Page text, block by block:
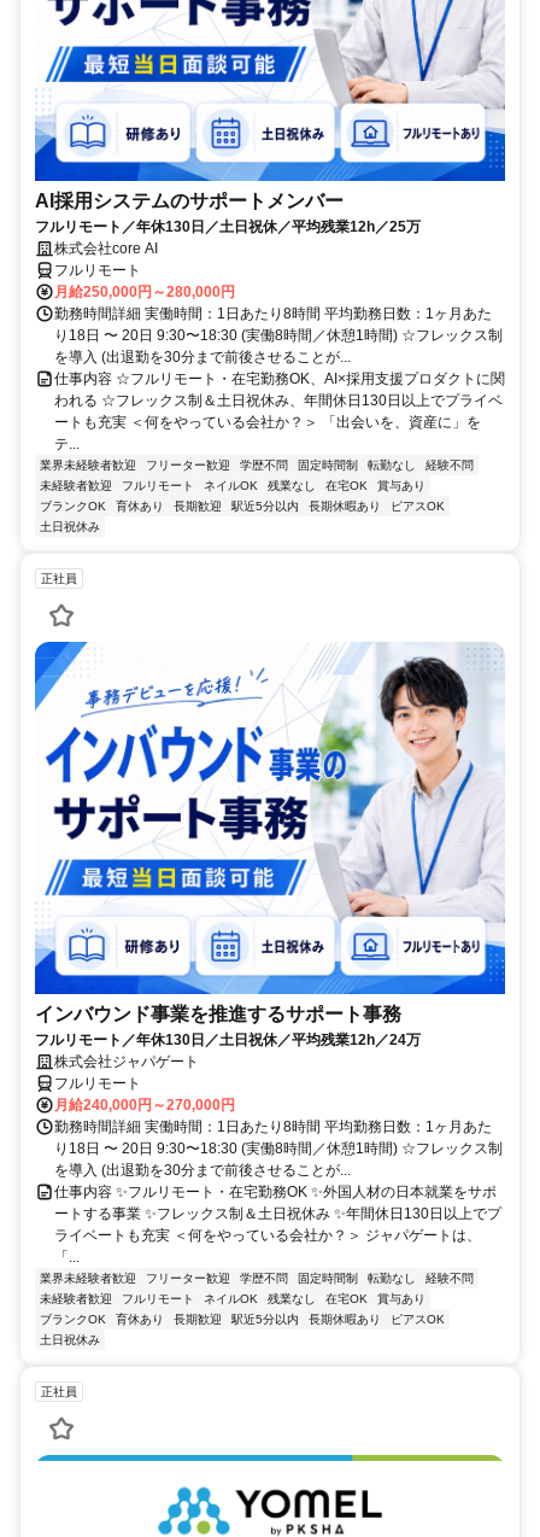
AI採用システムのサポートメンバー
フルリモート／年休130日／土日祝休／平均残業12h／25万
株式会社core AI
フルリモート
月給250,000円～280,000円
勤務時間詳細 実働時間：1日あたり8時間 平均勤務日数：1ヶ月あた
り18日 〜 20日 9:30〜18:30 (実働8時間／休憩1時間) ☆フレックス制
を導入 (出退勤を30分まで前後させることが...
仕事内容 ☆フルリモート・在宅勤務OK、AI×採用支援プロダクトに関
われる ☆フレックス制＆土日祝休み、年間休日130日以上でプライベ
ートも充実 ＜何をやっている会社か？＞ 「出会いを、資産に」を
テ...
業界未経験者歓迎 フリーター歓迎 学歴不問 固定時間制 転勤なし
経験不問
未経験者歓迎
フルリモート ネイルOK 残業なし 在宅OK
賞与あり
ブランクOK
育休あり 長期歓迎 駅近5分以内 長期休暇あり
ピアスOK
土日祝休み
正社員
インバウンド事業を推進するサポート事務
フルリモート／年休130日／土日祝休／平均残業12h／24万
株式会社ジャパゲート
フルリモート
月給240,000円～270,000円
勤務時間詳細 実働時間：1日あたり8時間 平均勤務日数：1ヶ月あた
り18日 〜 20日 9:30〜18:30 (実働8時間／休憩1時間) ☆フレックス制
を導入 (出退勤を30分まで前後させることが...
仕事内容 ✨フルリモート・在宅勤務OK ✨外国人材の日本就業をサポ
ートする事業 ✨フレックス制＆土日祝休み ✨年間休日130日以上でプ
ライベートも充実 ＜何をやっている会社か？＞ ジャパゲートは、
「...
業界未経験者歓迎 フリーター歓迎 学歴不問 固定時間制 転勤なし
経験不問
未経験者歓迎
フルリモート ネイルOK 残業なし 在宅OK
賞与あり
ブランクOK
育休あり 長期歓迎 駅近5分以内 長期休暇あり
ピアスOK
土日祝休み
正社員